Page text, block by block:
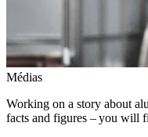
Médias
Working on a story about
facts and figures – you will